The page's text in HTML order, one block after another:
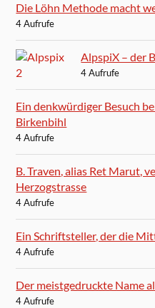
Die Löhn Methode macht
4 Aufrufe
AlpspiX – der
4 Aufrufe
Ein denkwürdiger Besuch
Birkenbihl
4 Aufrufe
B. Traven, alias Ret Marut,
Herzogstrasse
4 Aufrufe
Ein Schriftsteller, der die
4 Aufrufe
Der meistgedruckte Name
4 Aufrufe